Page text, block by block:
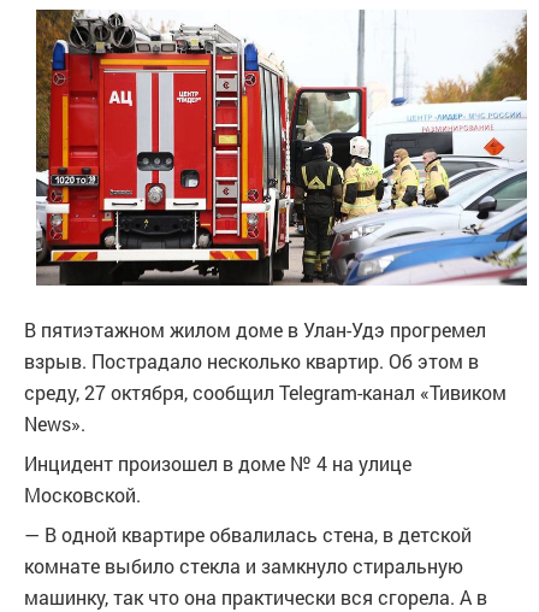
В пятиэтажном жилом доме в Улан-Удэ прогремел
взрыв. Пострадало несколько квартир. Об этом в
среду, 27 октября, сообщил Telegram-канал «Тивиком
News».
Инцидент произошел в доме № 4 на улице
Московской.
— В одной квартире обвалилась стена, в детской
комнате выбило стекла и замкнуло стиральную
машинку, так что она практически вся сгорела. А в